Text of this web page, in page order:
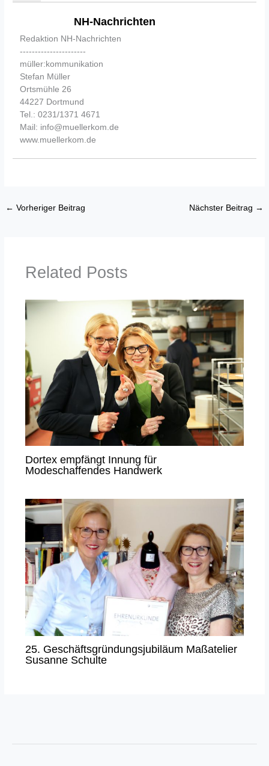
NH-Nachrichten
Redaktion NH-Nachrichten
----------------------
müller:kommunikation
Stefan Müller
Ortsmühle 26
44227 Dortmund
Tel.: 0231/1371 4671
Mail: info@muellerkom.de
www.muellerkom.de
← Vorheriger Beitrag Nächster Beitrag →
Related Posts
Dortex empfängt Innung für
Modeschaffendes Handwerk
25. Geschäftsgründungsjubiläum Maßatelier
Susanne Schulte